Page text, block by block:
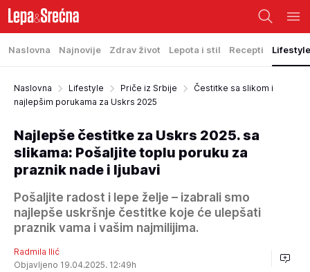
Naslovna Najnovije Zdrav život Lepota i stil Recepti Lifestyle
Naslovna Lifestyle Priče iz Srbije
Čestitke sa slikom i
najlepšim porukama za Uskrs 2025
Najlepše čestitke za Uskrs 2025. sa
slikama: Pošaljite toplu poruku za
praznik nade i ljubavi
Pošaljite radost i lepe želje – izabrali smo
najlepše uskršnje čestitke koje će ulepšati
praznik vama i vašim najmilijima.
Radmila Ilić
Objavljeno 19.04.2025. 12:49h